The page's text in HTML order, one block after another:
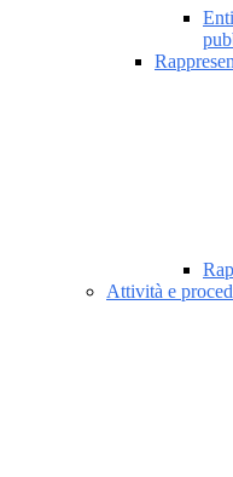
Attività e